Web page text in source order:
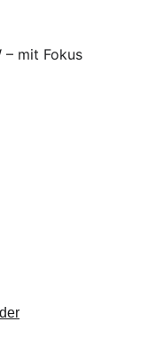
– mit Fokus